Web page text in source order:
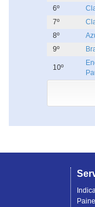
6º
7º
8º
9º
10º